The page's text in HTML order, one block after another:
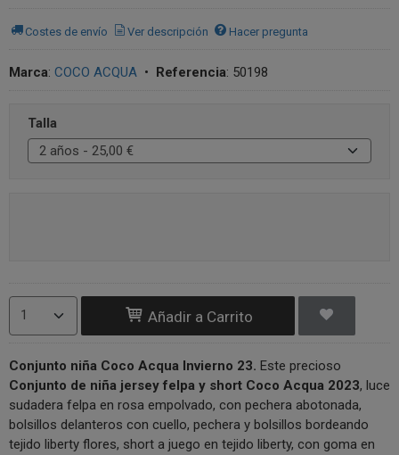
Costes de envío Ver descripción Hacer pregunta
Marca: COCO ACQUA • Referencia: 50198
Talla
Añadir a Carrito
Conjunto niña Coco Acqua Invierno 23. Este precioso
Conjunto de niña jersey felpa y short Coco Acqua 2023, luce
sudadera felpa en rosa empolvado, con pechera abotonada,
bolsillos delanteros con cuello, pechera y bolsillos bordeando
tejido liberty flores, short a juego en tejido liberty, con goma en